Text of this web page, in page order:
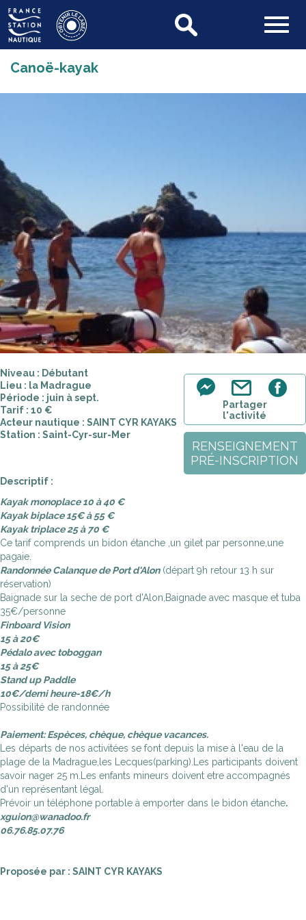
Canoë-kayak
Niveau : Débutant
Lieu : la Madrague
Période : juin à sept.
Tarif : 10 €
Acteur nautique : SAINT CYR KAYAKS
Station : Saint-Cyr-sur-Mer
Partager
l'activité
RENSEIGNEMENT
PRÉ-INSCRIPTION
Descriptif :
Kayak monoplace 10 à 40 €
Kayak biplace 15€ à 55 €
Kayak triplace 25 à 70 €
Ce tarif comprends un bidon étanche ,un gilet par personne,une
pagaie.
Randonnée Calanque de Port d'Alon(départ 9h retour 13 h sur
réservation)
Baignade sur la seche de port d'Alon,Baignade avec masque et tuba
35€/personne
Finboard Vision
15 à 20€
Pédalo avec toboggan
15 à 25€
Stand up Paddle
10€/demi heure-18€/h
Possibilité de randonnée
Paiement: Espèces, chèque, chèque vacances.
Les départs de nos activitées se font depuis la mise à l'eau de la
plage de la Madrague,les Lecques(parking).Les participants doivent
savoir nager 25 m.Les enfants mineurs doivent etre accompagnés
d'un représentant légal.
Prévoir un téléphone portable à emporter dans le bidon étanche.
xguion@wanadoo.fr
06.76.85.07.76
Proposée par : SAINT CYR KAYAKS